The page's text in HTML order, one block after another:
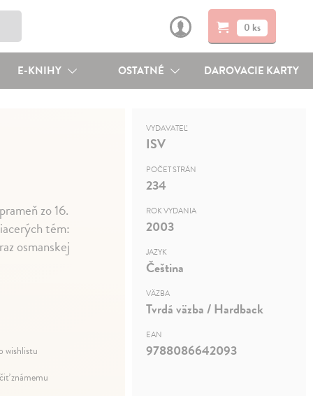
0 ks
E-KNIHY OSTATNÉ DAROVACIE KARTY
zo 16.
tém:
osmanskej
wishlistu
známemu
VYDAVATEĽ
ISV
POČET STRÁN
234
ROK VYDANIA
2003
JAZYK
Čeština
VÄZBA
Tvrdá väzba / Hardback
EAN
9788086642093